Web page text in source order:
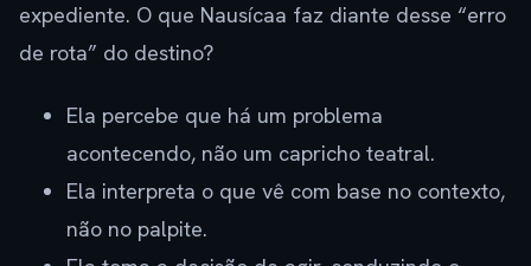
expediente. O que Nausícaa faz diante desse “erro
de rota” do destino?
Ela percebe que há um problema
acontecendo, não um capricho teatral.
Ela interpreta o que vê com base no contexto,
não no palpite.